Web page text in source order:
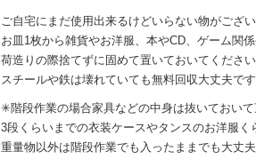
ご自宅にまだ使用出来るけどいらない物がござ
お皿1枚から雑貨やお洋服、本やCD、ゲーム関
荷造りの際捨てずに固めて置いておいてくださ
スチールや鉄は壊れていても無料回収大丈夫です
✳︎階段作業の場合家具などの中身は抜いておいて
3段くらいまでの衣装ケースやタンスのお洋服く
重量物以外は階段作業でも入ったままでも大丈夫